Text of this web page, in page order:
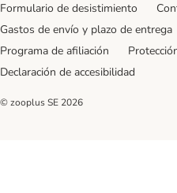
Formulario de desistimiento
Gastos de envío y plazo de entrega
Programa de afiliación
Declaración de accesibilidad
© zooplus SE 2026